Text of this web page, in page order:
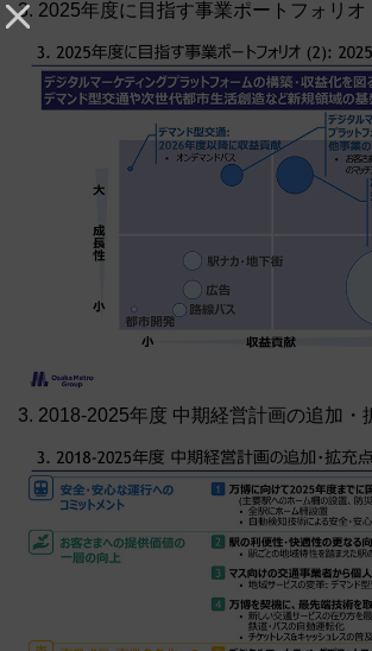
3. 2025年度に目指す事業ポートフォリオ
3. 2018-2025年度 中期経営計画の追加・